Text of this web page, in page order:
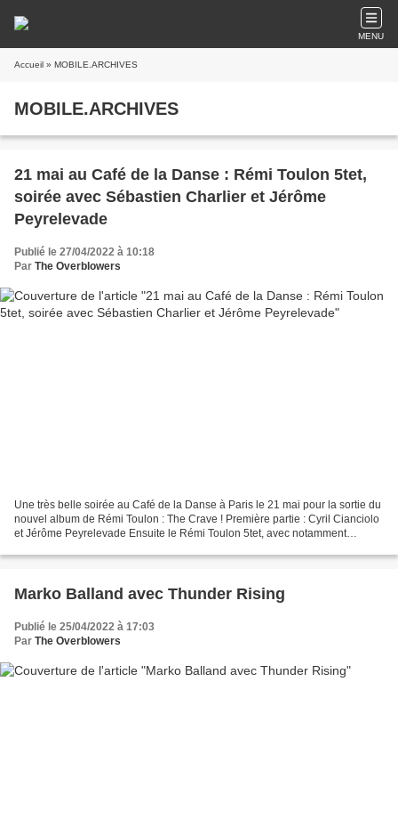
MENU
Accueil » MOBILE.ARCHIVES
MOBILE.ARCHIVES
21 mai au Café de la Danse : Rémi Toulon 5tet,
soirée avec Sébastien Charlier et Jérôme
Peyrelevade
Publié le 27/04/2022 à 10:18
Par The Overblowers
Une très belle soirée au Café de la Danse à Paris le 21 mai pour la sortie du
nouvel album de Rémi Toulon : The Crave ! Première partie : Cyril Cianciolo
et Jérôme Peyrelevade Ensuite le Rémi Toulon 5tet, avec notamment
Marko Balland avec Thunder Rising
Publié le 25/04/2022 à 17:03
Par The Overblowers